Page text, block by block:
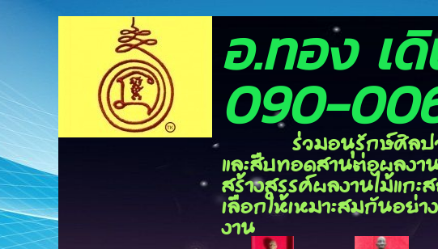
อ.ทอง
090-
ร่วมอนุรักษ์ศิลปวัฒน
และสืบทอดสานต่อผลงา
สร้างสรรค์ผลงานไม้แก
เลือกให้เหมาะสมกันอย่
งาน